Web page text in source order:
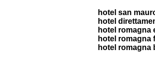
hotel san
hotel
hotel romagna
hotel romagna
hotel romagna